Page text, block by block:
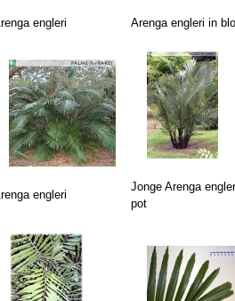
engleri Arenga engleri in
engleri
Jonge Arenga
pot